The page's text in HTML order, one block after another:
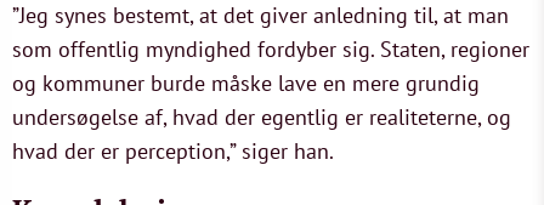
”Jeg synes bestemt, at det giver anledning til, at man
som offentlig myndighed fordyber sig. Staten, regioner
og kommuner burde måske lave en mere grundig
undersøgelse af, hvad der egentlig er realiteterne, og
hvad der er perception,” siger han.